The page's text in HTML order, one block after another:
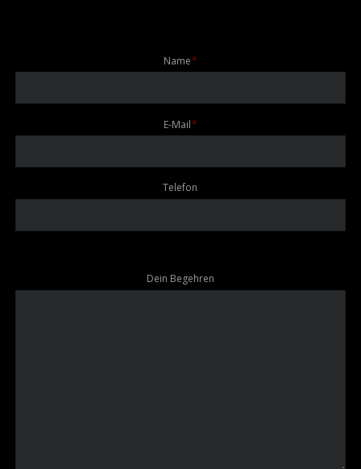
Pflichtfeld
Name*
Pflichtfeld
E-Mail*
Telefon
Dein Begehren